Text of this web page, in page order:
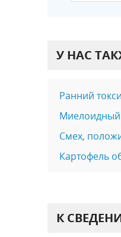
У НАС
Ранний
Миелоидный
Смех,
Картофель
К